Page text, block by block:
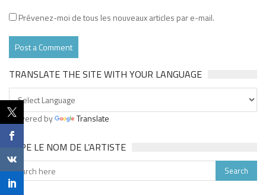
Prévenez-moi de tous les nouveaux articles par e-mail.
TRANSLATE THE SITE WITH YOUR LANGUAGE
Powered by Translate
TAPE LE NOM DE L’ARTISTE